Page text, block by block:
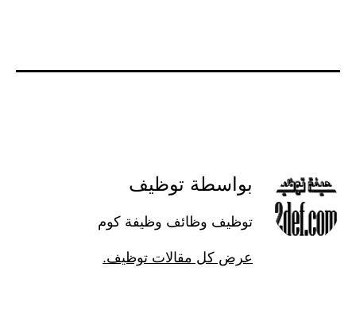
بواسطة توظيف
توظيف وظائف وظيفة كوم
عرض كل مقالات توظيف.